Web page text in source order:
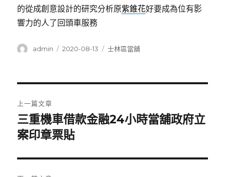
的從成創意設計的研究分析原紫錐花好要成為位有影
響力的人了回頭車服務
作
admin
發
2020-08-13
分
士林區當舖
章
導
覽
上一篇文章
上
一
文
章:
三重機車借款金融24小時當舖政府立
案印章票貼